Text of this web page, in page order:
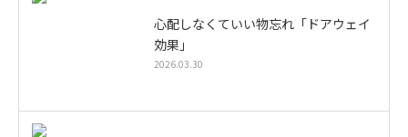
心配しなくていい物忘れ「ドアウェイ
効果」
2026.03.30